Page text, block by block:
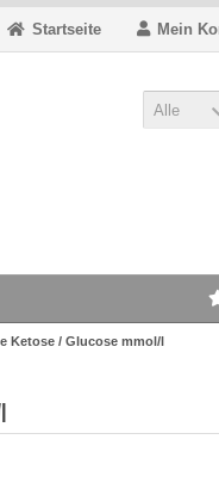
Mein
Startseite
Alle
Ketose / Glucose mmol/l